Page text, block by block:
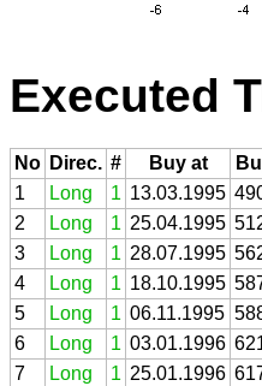
Executed
No Direc. # Buy at
1
Long 1 13.03.1995
2
Long 1 25.04.1995
3
Long 1 28.07.1995
4
Long 1 18.10.1995
5
Long 1 06.11.1995
6
Long 1 03.01.1996
7
Long 1 25.01.1996